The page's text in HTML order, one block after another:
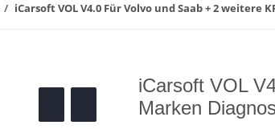
iCarsoft VOL V4.0 Für Volvo und Saab + 2 weitere
iCarsoft VOL
Marken